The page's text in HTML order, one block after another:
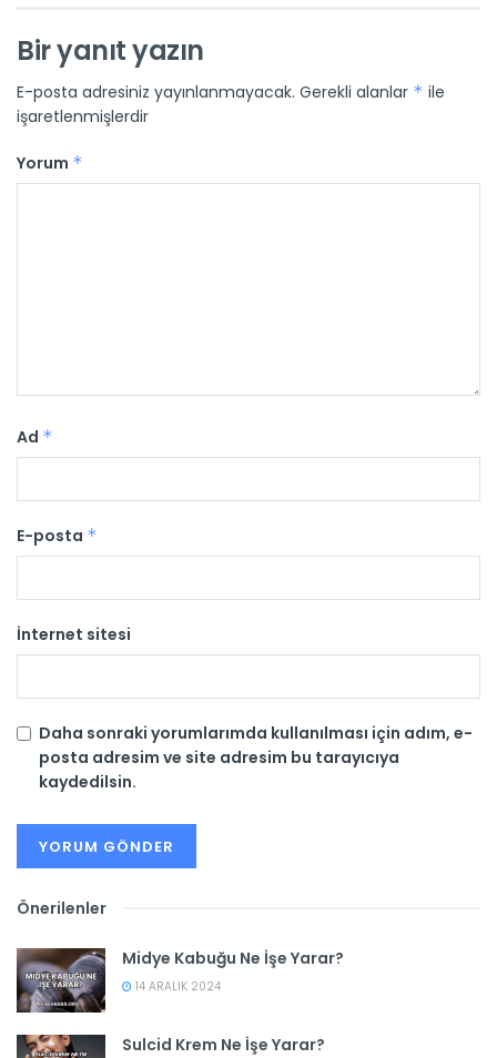
Bir yanıt yazın
E-posta adresiniz yayınlanmayacak. Gerekli alanlar * ile
işaretlenmişlerdir
Yorum *
Ad *
E-posta *
İnternet sitesi
Daha sonraki yorumlarımda kullanılması için adım, e-
posta adresim ve site adresim bu tarayıcıya
kaydedilsin.
Önerilenler
Midye Kabuğu Ne İşe Yarar?
14 ARALIK 2024
Sulcid Krem Ne İşe Yarar?